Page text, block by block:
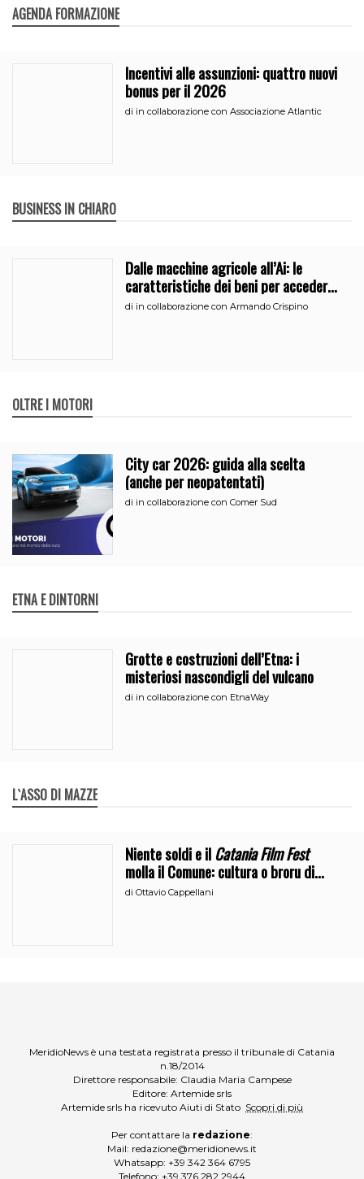
AGENDA FORMAZIONE
Incentivi alle assunzioni: quattro nuovi
bonus per il 2026
di in collaborazione con Associazione Atlantic
BUSINESS IN CHIARO
Dalle macchine agricole all’Ai: le
caratteristiche dei beni per accedere
all’iperammortamento
di in collaborazione con Armando Crispino
OLTRE I MOTORI
City car 2026: guida alla scelta
(anche per neopatentati)
di in collaborazione con Comer Sud
ETNA E DINTORNI
Grotte e costruzioni dell’Etna: i
misteriosi nascondigli del vulcano
di in collaborazione con EtnaWay
L`ASSO DI MAZZE
Niente soldi e ilCatania Film Fest
molla il Comune: cultura o broru di
ciciri?
diOttavio Cappellani
MeridioNews è una testata registrata presso il tribunale di Catania
n.18/2014
Direttore responsabile: Claudia Maria Campese
Editore: Artemide srls
Artemide srls ha ricevuto Aiuti di Stato Scopri di più
Per contattare la redazione:
Mail: redazione@meridionews.it
Whatsapp: +39 342 364 6795
Telefono: +39 376 282 2944